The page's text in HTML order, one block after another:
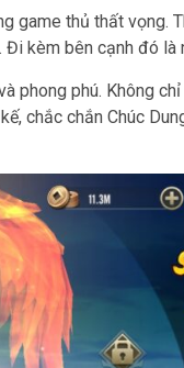
game thủ thất vọng.
kèm bên cạnh đó là
phong phú. Không
chắc chắn Chúc